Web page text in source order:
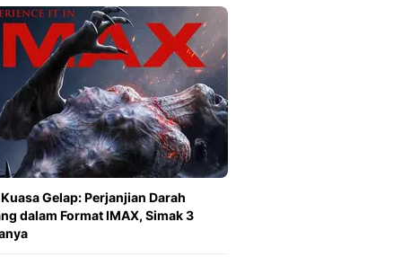
Gelap: Perjanjian Darah
dalam Format IMAX, Simak 3